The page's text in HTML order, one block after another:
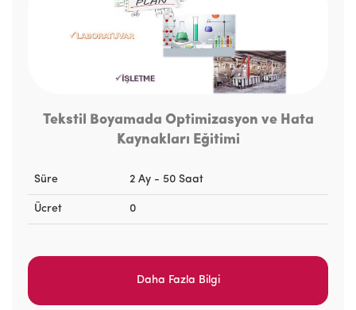
Tekstil Boyamada Optimizasyon ve Hata
Kaynakları Eğitimi
Süre 2 Ay - 50 Saat
Ücret 0
Daha Fazla Bilgi